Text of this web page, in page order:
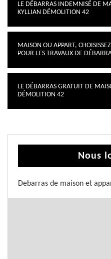
LE DÉBARRAS INDEMNISÉ DE
KYLLIAN DÉMOLITION 42
MAISON OU APPART,
POUR LES TRAVAUX DE
LE DÉBARRAS GRATUIT DE
DÉMOLITION 42
Nous
Debarras de maison et